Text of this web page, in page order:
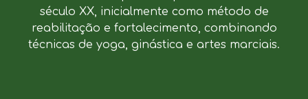
século XX, inicialmente como método de
reabilitação e fortalecimento, combinando
técnicas de yoga, ginástica e artes marciais.